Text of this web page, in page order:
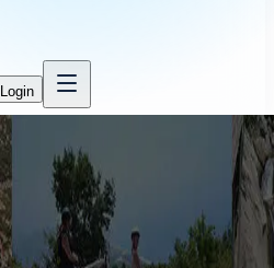
Login